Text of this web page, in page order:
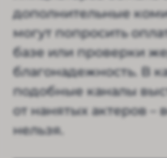
дополнительные
могут попросить
базе или проверки
благонадежность. В
подобные каналы
от нанятых актеров –
нельзя.